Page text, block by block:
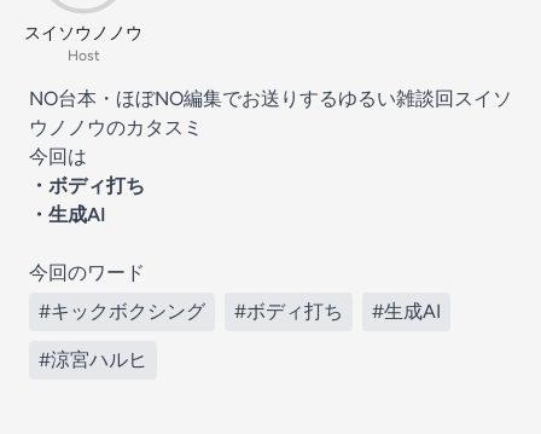
スイソウノノウ
Host
NO台本・ほぼNO編集でお送りするゆるい雑談回スイソ
ウノノウのカタスミ
今回は
・ボディ打ち
・生成AI
今回のワード
#キックボクシング
#ボディ打ち #生成AI
#涼宮ハルヒ